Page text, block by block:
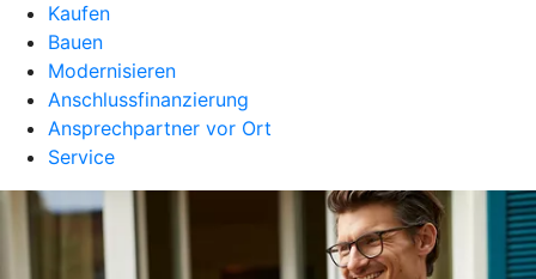
Kaufen
Bauen
Modernisieren
Anschlussfinanzierung
Ansprechpartner vor Ort
Service